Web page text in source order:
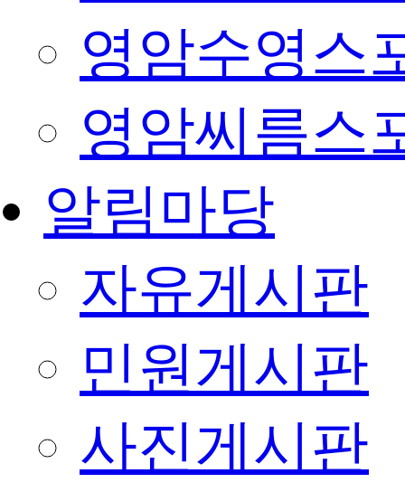
영암수영스
영암씨름스
알림마당
자유게시판
민원게시판
사진게시판